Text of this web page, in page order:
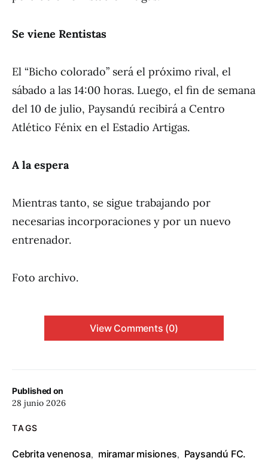
Published on
28 junio 2026
TAGS
Cebrita venenosa, miramar misiones, Paysandú FC.
Se viene Rentistas
El “Bicho colorado” será el próximo rival, el
sábado a las 14:00 horas. Luego, el fin de semana
del 10 de julio, Paysandú recibirá a Centro
Atlético Fénix en el Estadio Artigas.
A la espera
Mientras tanto, se sigue trabajando por
necesarias incorporaciones y por un nuevo
entrenador.
Foto archivo.
View Comments (0)